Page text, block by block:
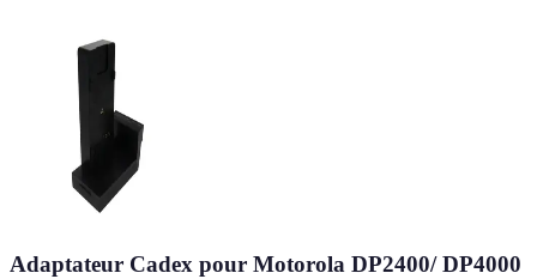
Adaptateur Cadex pour Motorola DP2400/ DP4000